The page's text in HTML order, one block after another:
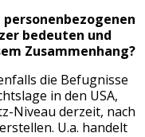
bedeuten und
Zusammenhang?
die Befugnisse
in den USA,
Niveau derzeit, nach
U.a. handelt